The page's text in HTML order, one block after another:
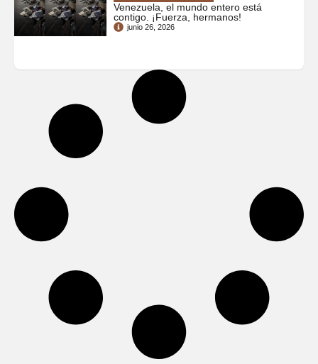
Venezuela, el mundo entero está
contigo. ¡Fuerza, hermanos!
junio 26, 2026